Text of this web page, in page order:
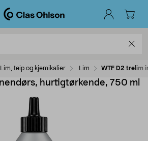
Lim, teip og kjemikalier Lim WTF D2 trelim
hurtigtørkende, 750 ml